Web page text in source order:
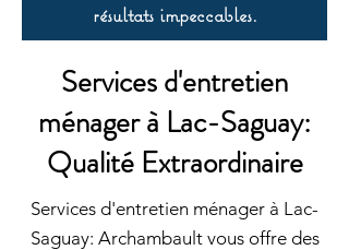
résultats impeccables.
Services d'entretien
ménager à Lac-Saguay:
Qualité Extraordinaire
Services d'entretien ménager à Lac-
Saguay: Archambault vous offre des